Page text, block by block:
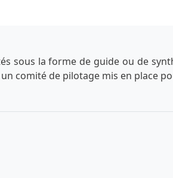
sous la forme de guide ou de
comité de pilotage mis en place